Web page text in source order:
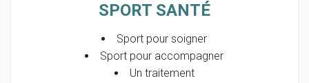
SPORT SANTÉ
Sport pour soigner
Sport pour accompagner
Un traitement